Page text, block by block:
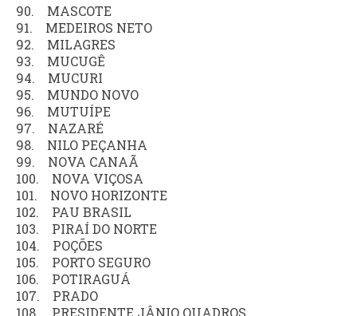
90. MASCOTE
91. MEDEIROS NETO
92. MILAGRES
93. MUCUGÊ
94. MUCURI
95. MUNDO NOVO
96. MUTUÍPE
97. NAZARÉ
98. NILO PEÇANHA
99. NOVA CANAÃ
100. NOVA VIÇOSA
101. NOVO HORIZONTE
102. PAU BRASIL
103. PIRAÍ DO NORTE
104. POÇÕES
105. PORTO SEGURO
106. POTIRAGUÁ
107. PRADO
108. PRESIDENTE JÂNIO QUADROS